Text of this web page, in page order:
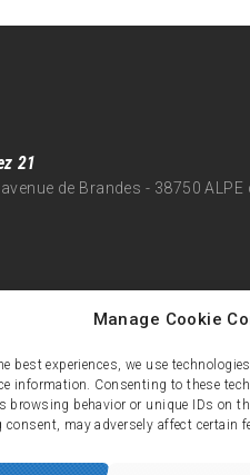
Manage Cookie
best experiences, we use
information. Consenting to these
browsing behavior or unique IDs on
may adversely affect certain
21
de Brandes - 38750 ALPE